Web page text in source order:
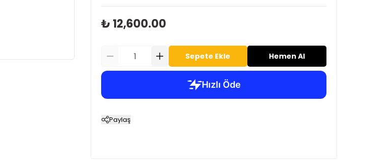
₺ 12,600.00
Sepete Ekle Hemen Al
Paylaş